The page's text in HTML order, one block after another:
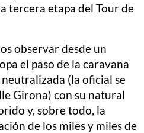
tercera etapa del Tour de
observar desde un
el paso de la caravana
(la oficial se
Girona) con su natural
y, sobre todo, la
de los miles y miles de